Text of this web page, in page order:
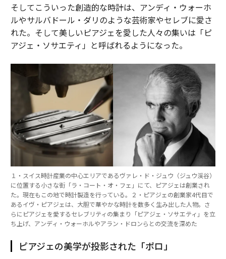
2026年9月号発売中
最新号の購入はこちらから
メンバーシップに登録する
汎用型AIではかえって逆効果の場合も。「目的特化型テクノロジー」がイ
ノベーションを促進する
ソニーがPS5を値上げ、この1年で2度目の価格改定 日本価格は9万7980円
そしてこういった創造的な時計は、アンディ・ウォーホ
ルやサルバドール・ダリのような芸術家やセレブに愛さ
れた。そして美しいピアジェを愛した人々の集いは「ピ
アジェ・ソサエティ」と呼ばれるようになった。
１・スイス時計産業の中心エリアであるヴァレ・ド・ジュウ（ジュウ渓谷）
に位置する小さな街「ラ・コート・オ・フェ」にて、ピアジェは創業され
た。現在もこの地で時計製造を行っている。２・ピアジェの創業家4代目で
あるイヴ・ピアジェは、大胆で華やかな時計を数多く生み出した人物。さ
らにピアジェを愛するセレブリティの集まり「ピアジェ・ソサエティ」を立
ち上げ、アンディ・ウォーホルやアラン・ドロンらとの交流を深めた
ピアジェの美学が投影された「ポロ」